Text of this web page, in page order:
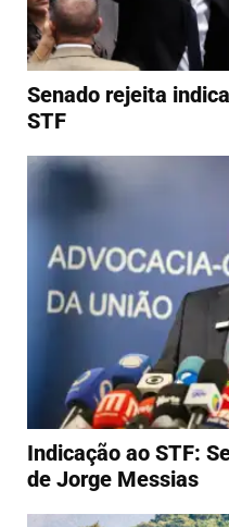
Senado rejeita
STF
Indicação ao STF:
de Jorge Messias